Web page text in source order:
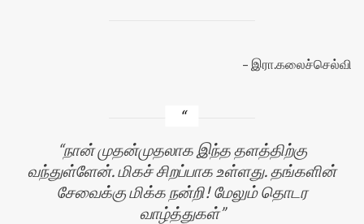
இரா.கலைச்செல்வி
நான் முதன்முதலாக இந்த தளத்திற்கு
வந்துள்ளேன். மிகச் சிறப்பாக உள்ளது. தங்களின்
சேவைக்கு மிக்க நன்றி! மேலும் தொடர
வாழ்த்துகள்